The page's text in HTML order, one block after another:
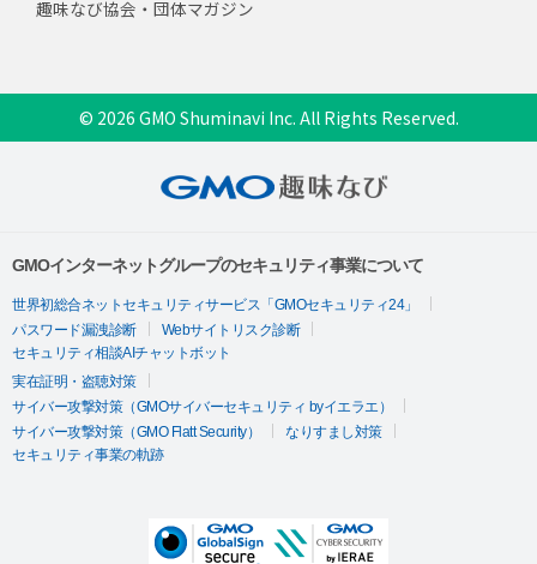
趣味なび協会・団体マガジン
© 2026 GMO Shuminavi Inc. All Rights Reserved.